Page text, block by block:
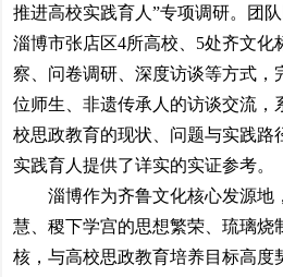
推进高校实践育人”专项调研。团
淄博市张店区4所高校、5处齐文化
察、问卷调研、深度访谈等方式，
位师生、非遗传承人的访谈交流，
校思政教育的现状、问题与实践路
实践育人提供了详实的实证参考。
淄博作为齐鲁文化核心发源地
慧、稷下学宫的思想繁荣、琉璃烧
核，与高校思政教育培养目标高度